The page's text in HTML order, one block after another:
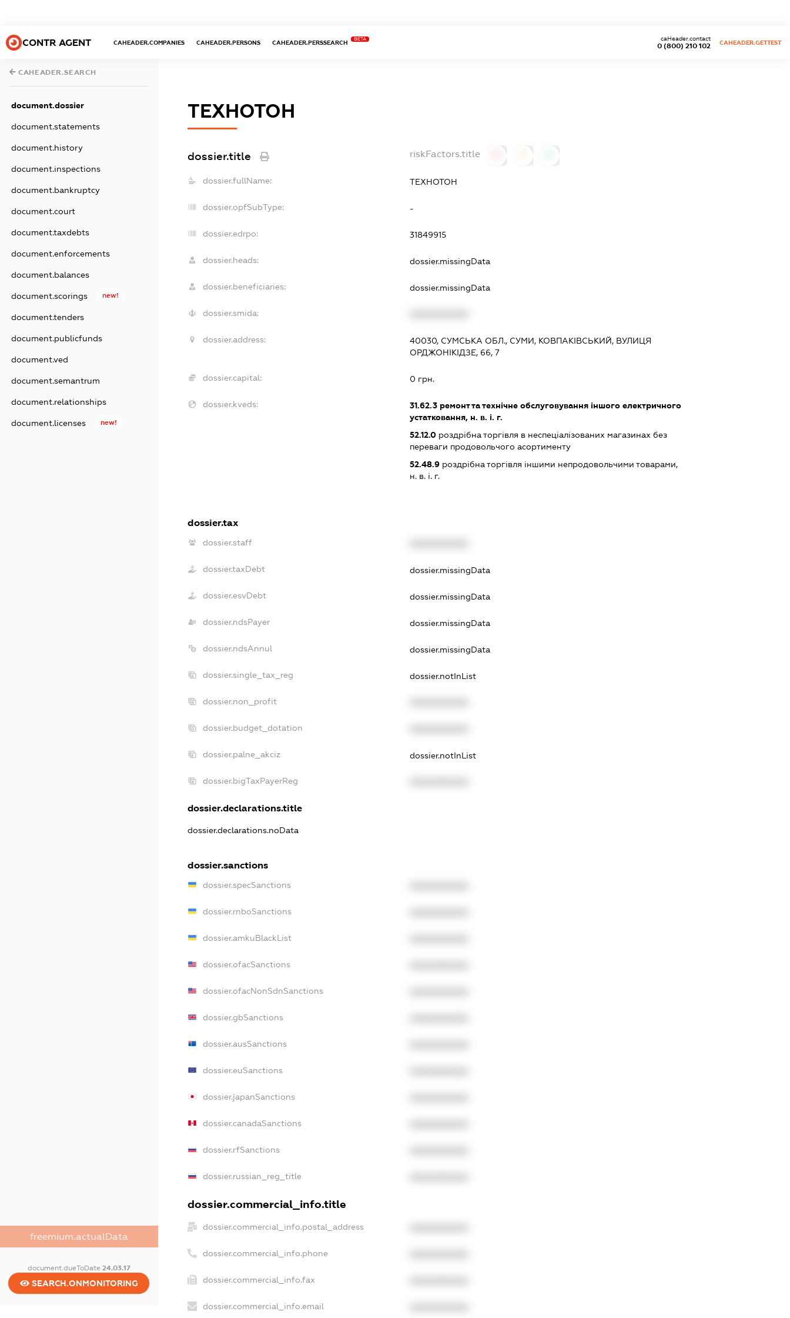
CONTR AGENT CAHEADER.COMPANIES CAHEADER.PERSONS CAHEADER.PERSSEARCH
BETA
0 (800) 210 102
caHeader.contact
CAHEADER.GETTEST
CAHEADER.SEARCH
document.dossier
document.statements
document.history
document.inspections
document.bankruptcy
document.court
document.taxdebts
document.enforcements
document.balances
document.scorings new!
document.tenders
document.publicfunds
document.ved
document.semantrum
document.relationships
document.licenses new!
freemium.actualData
document.dueToDate 24.03.17
SEARCH.ONMONITORING
ТЕХНОТОН
dossier.title riskFactors.title
dossier.fullName: ТЕХНОТОН
dossier.opfSubType: -
dossier.edrpo: 31849915
dossier.heads: dossier.missingData
dossier.beneficiaries: dossier.missingData
dossier.smida:
dossier.address:
40030, СУМСЬКА ОБЛ., СУМИ, КОВПАКІВСЬКИЙ, ВУЛИЦЯ
ОРДЖОНІКІДЗЕ, 66, 7
dossier.capital: 0 грн.
dossier.kveds: 31.62.3 ремонт та технічне обслуговування іншого електричного
устатковання, н. в. і. г.
52.12.0 роздрібна торгівля в неспеціалізованих магазинах без
переваги продовольчого асортименту
52.48.9 роздрібна торгівля іншими непродовольчими товарами,
н. в. і. г.
dossier.tax
dossier.staff
dossier.taxDebt dossier.missingData
dossier.esvDebt dossier.missingData
dossier.ndsPayer dossier.missingData
dossier.ndsAnnul dossier.missingData
dossier.single_tax_reg dossier.notInList
dossier.non_profit
dossier.budget_dotation
dossier.palne_akciz dossier.notInList
dossier.bigTaxPayerReg
dossier.declarations.title
dossier.declarations.noData
dossier.sanctions
dossier.specSanctions
dossier.rnboSanctions
dossier.amkuBlackList
dossier.ofacSanctions
dossier.ofacNonSdnSanctions
dossier.gbSanctions
dossier.ausSanctions
dossier.euSanctions
dossier.japanSanctions
dossier.canadaSanctions
dossier.rfSanctions
dossier.russian_reg_title
dossier.commercial_info.title
dossier.commercial_info.postal_address
dossier.commercial_info.phone
dossier.commercial_info.fax
dossier.commercial_info.email